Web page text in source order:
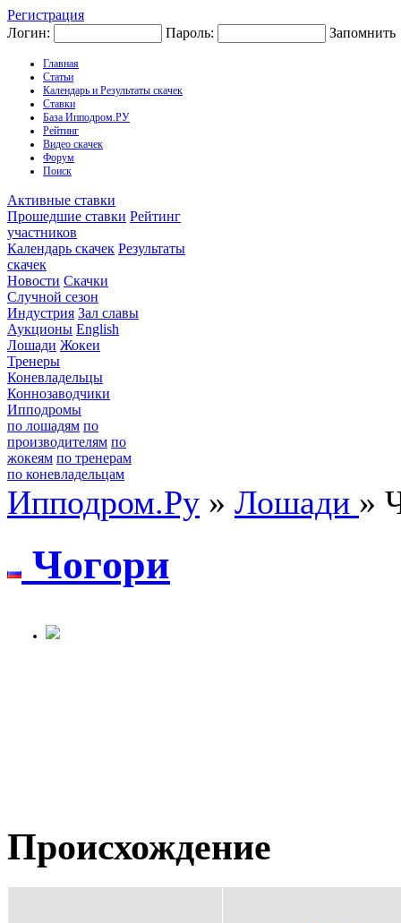
Регистрация
Логин:
Пароль: Запомнить
Главная
Статьи
Календарь и Результаты скачек
Ставки
База Ипподром.РУ
Рейтинг
Видео скачек
Форум
Поиск
Активные ставки
Прошедшие ставки Рейтинг
участников
Календарь скачек Результаты
скачек
Новости Скачки
Случной сезон
Индустрия Зал славы
Аукционы English
Лошади Жокеи
Тренеры
Коневладельцы
Коннозаводчики
Ипподромы
по лошадям по
производителям по
жокеям по тренерам
по коневладельцам
Ипподром.Ру » Лошади »
Чoгoри
Происхождение